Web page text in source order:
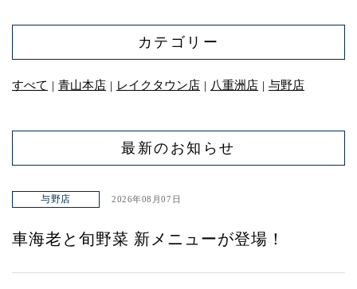
カテゴリー
すべて ｜ 青山本店 ｜ レイクタウン店 ｜ 八重洲店 ｜ 与野店
最新のお知らせ
与野店 2026年08月07日
車海老と旬野菜 新メニューが登場！